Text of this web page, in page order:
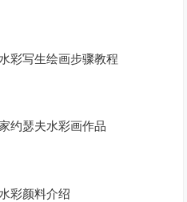
彩写生绘画步骤教程
约瑟夫水彩画作品
彩颜料介绍